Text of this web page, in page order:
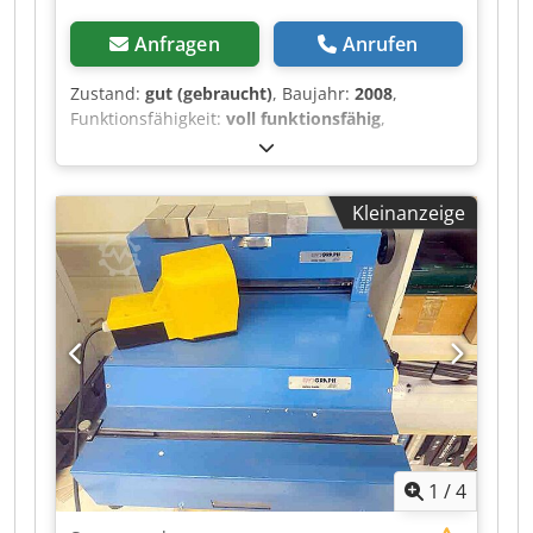
Anfragen Anrufen
Zustand: gut (gebraucht), Baujahr: 2008,
Funktionsfähigkeit: voll funktionsfähig,
, Art des Eingangsstroms:
Wechselstrom (AC), Einlaufhöhe:340 mm,
Leergewicht:3’200 kg, Einlaufbreite:560 mm,
Ausstattung:Dokumentation/Handbuch,
Fadenheftautomat SMYTH 150 4D LARGE 2008
Dedpfx Aiozpfiyjasck MAschine noch unter
Strom, sehr wenige Betriebsstunden da nur 1/2
schichtig gelaufen! Formatbereiche & Leistung
Maximales Bogenformat: 560 x 340 mm
Minimales Bogenformat: 135 x 80 mm Maximale
mechanische Geschwindigkeit: 150 Takte /
Minute Anzahl der Stiche: 13 Stiche Stichlänge:
24 mmAnleger & Öffnungssystem Anlegertyp:
Automatischer Bogenanleger (4D-Stream-
Feeder)Öffnungsvorrichtungen: 4 obere Sauger +
4 untere Sauger (4+4 Öffnungen) Überfalz-
Kleinanzeige
1 /4